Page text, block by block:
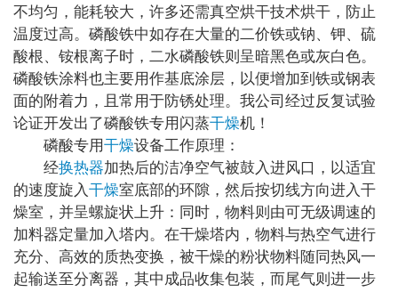
不均匀，能耗较大，许多还需真空烘干技术烘干，防止
温度过高。磷酸铁中如存在大量的二价铁或钠、钾、硫
酸根、铵根离子时，二水磷酸铁则呈暗黑色或灰白色。
磷酸铁涂料也主要用作基底涂层，以便增加到铁或钢表
面的附着力，且常用于防锈处理。我公司经过反复试验
论证开发出了磷酸铁专用闪蒸干燥机！
磷酸专用干燥设备工作原理：
经换热器加热后的洁净空气被鼓入进风口，以适宜
的速度旋入干燥室底部的环隙，然后按切线方向进入干
燥室，并呈螺旋状上升：同时，物料则由可无级调速的
加料器定量加入塔内。在干燥塔内，物料与热空气进行
充分、高效的质热变换，被干燥的粉状物料随同热风一
起输送至分离器，其中成品收集包装，而尾气则进一步